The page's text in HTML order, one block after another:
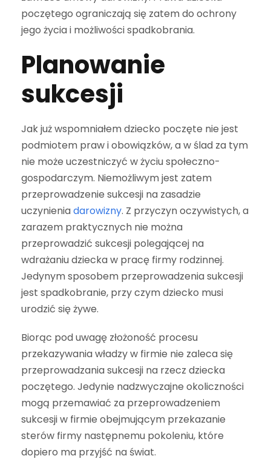
poczętego ograniczają się zatem do ochrony
jego życia i możliwości spadkobrania.
Planowanie
sukcesji
Jak już wspomniałem dziecko poczęte nie jest
podmiotem praw i obowiązków, a w ślad za tym
nie może uczestniczyć w życiu społeczno-
gospodarczym. Niemożliwym jest zatem
przeprowadzenie sukcesji na zasadzie
uczynieniadarowizny. Z przyczyn oczywistych, a
zarazem praktycznych nie można
przeprowadzić sukcesji polegającej na
wdrażaniu dziecka w pracę firmy rodzinnej.
Jedynym sposobem przeprowadzenia sukcesji
jest spadkobranie, przy czym dziecko musi
urodzić się żywe.
Biorąc pod uwagę złożoność procesu
przekazywania władzy w firmie nie zaleca się
przeprowadzania sukcesji na rzecz dziecka
poczętego. Jedynie nadzwyczajne okoliczności
mogą przemawiać za przeprowadzeniem
sukcesji w firmie obejmującym przekazanie
sterów firmy następnemu pokoleniu, które
dopiero ma przyjść na świat.